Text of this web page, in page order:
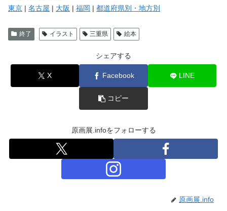
東京 | 名古屋 | 大阪 | 福岡 | 都道府県別・地方別
終了 イラスト 三重県 絵本
シェアする
X Facebook LINE
コピー
原画展.infoをフォローする
原画展.info